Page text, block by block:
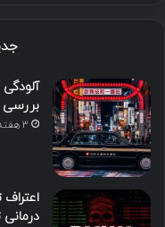
بررسی
3 هفته پیش